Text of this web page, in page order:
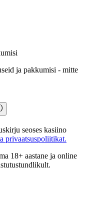
ja pakkumisi - mitte
seoses kasiino
privaatsuspoliitikat.
18+ aastane ja online